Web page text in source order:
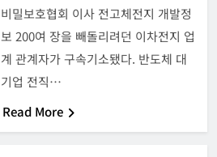
비밀보호협회 이사 전고체전지 개발정
보 200여 장을 빼돌리려던 이차전지 업
계 관계자가 구속기소됐다. 반도체 대
기업 전직…
Read More